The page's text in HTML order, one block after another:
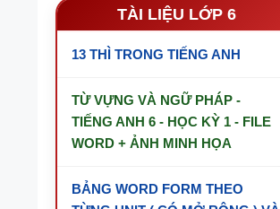
TÀI LIỆU LỚP 6
13 THÌ TRONG TIẾNG ANH
TỪ VỰNG VÀ NGỮ PHÁP -
TIẾNG ANH 6 - HỌC KỲ 1 - FILE
WORD + ẢNH MINH HỌA
BẢNG WORD FORM THEO